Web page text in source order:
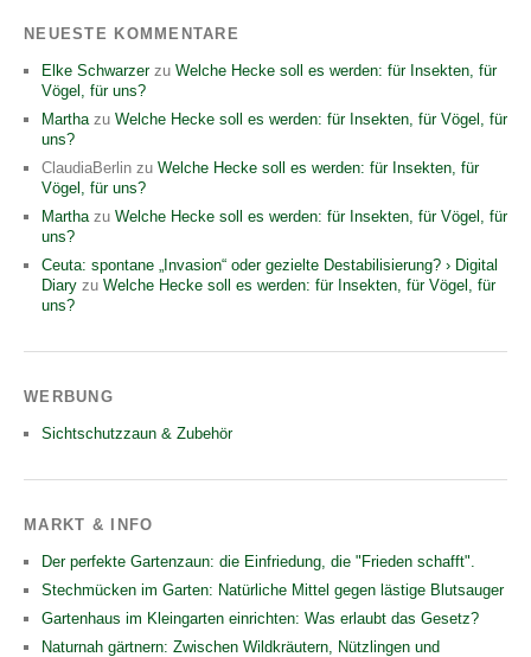
NEUESTE KOMMENTARE
Elke Schwarzerzu Welche Hecke soll es werden: für Insekten, für
Vögel, für uns?
Marthazu Welche Hecke soll es werden: für Insekten, für Vögel, für
uns?
ClaudiaBerlin zu Welche Hecke soll es werden: für Insekten, für
Vögel, für uns?
Marthazu Welche Hecke soll es werden: für Insekten, für Vögel, für
uns?
Ceuta: spontane „Invasion“ oder gezielte Destabilisierung? › Digital
Diary zu Welche Hecke soll es werden: für Insekten, für Vögel, für
uns?
WERBUNG
Sichtschutzzaun & Zubehör
MARKT & INFO
Der perfekte Gartenzaun: die Einfriedung, die "Frieden schafft".
Stechmücken im Garten: Natürliche Mittel gegen lästige Blutsauger
Gartenhaus im Kleingarten einrichten: Was erlaubt das Gesetz?
Naturnah gärtnern: Zwischen Wildkräutern, Nützlingen und